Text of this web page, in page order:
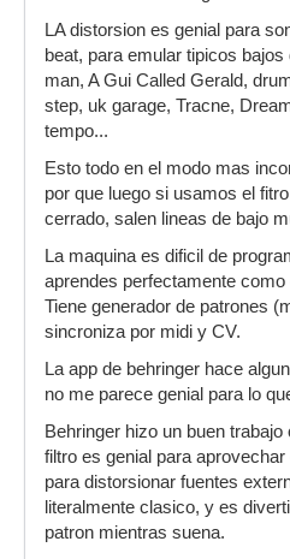
LA distorsion es genial para
beat, para emular tipicos
man, A Gui Called Gerald,
step, uk garage, Tracne,
tempo...
Esto todo en el modo mas
por que luego si usamos el
cerrado, salen lineas de bajo
La maquina es dificil de
aprendes perfectamente
Tiene generador de patrones
sincroniza por midi y CV.
La app de behringer hace
no me parece genial para lo
Behringer hizo un buen
filtro es genial para
para distorsionar fuentes
literalmente clasico, y es
patron mientras suena.